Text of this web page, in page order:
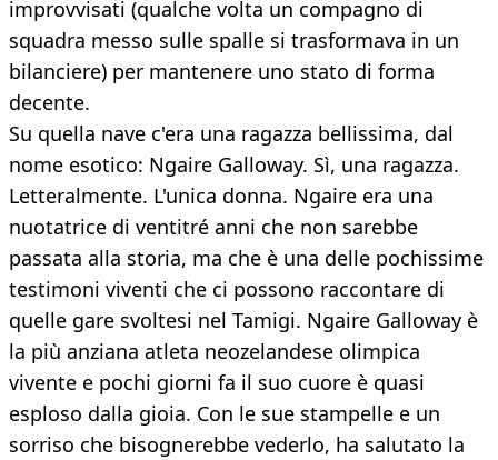
improvvisati (qualche volta un compagno di
squadra messo sulle spalle si trasformava in un
bilanciere) per mantenere uno stato di forma
decente.
Su quella nave c'era una ragazza bellissima, dal
nome esotico: Ngaire Galloway. Sì, una ragazza.
Letteralmente. L'unica donna. Ngaire era una
nuotatrice di ventitré anni che non sarebbe
passata alla storia, ma che è una delle pochissime
testimoni viventi che ci possono raccontare di
quelle gare svoltesi nel Tamigi. Ngaire Galloway è
la più anziana atleta neozelandese olimpica
vivente e pochi giorni fa il suo cuore è quasi
esploso dalla gioia. Con le sue stampelle e un
sorriso che bisognerebbe vederlo, ha salutato la